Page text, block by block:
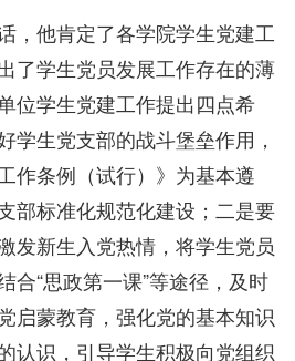
，他肯定了各学院学生党建工
了学生党员发展工作存在的薄
位学生党建工作提出四点希
学生党支部的战斗堡垒作用，
作条例（试行）》为基本遵
部标准化规范化建设；二是要
发新生入党热情，将学生党员
合“思政第一课”等途径，及时
启蒙教育，强化党的基本知识
认识，引导学生积极向党组织